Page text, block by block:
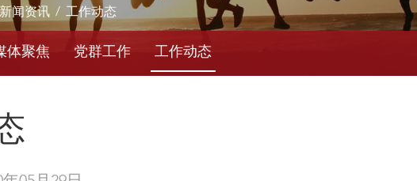
新闻资讯 / 工作动态
体聚焦 党群工作 工作动态